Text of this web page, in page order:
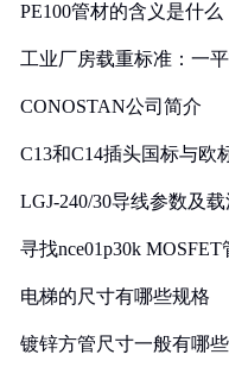
PE100管材的含义是什么
工业厂房载重标准：一
CONOSTAN公司简介
C13和C14插头国标与欧
LGJ-240/30导线参数及
寻找nce01p30k
电梯的尺寸有哪些规格
镀锌方管尺寸一般有哪些